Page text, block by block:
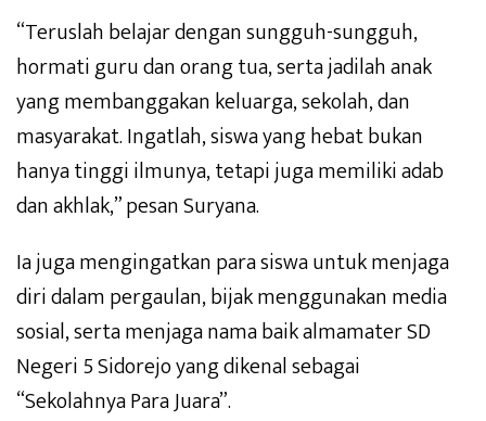
“Teruslah belajar dengan sungguh-sungguh,
hormati guru dan orang tua, serta jadilah anak
yang membanggakan keluarga, sekolah, dan
masyarakat. Ingatlah, siswa yang hebat bukan
hanya tinggi ilmunya, tetapi juga memiliki adab
dan akhlak,” pesan Suryana.
Ia juga mengingatkan para siswa untuk menjaga
diri dalam pergaulan, bijak menggunakan media
sosial, serta menjaga nama baik almamater SD
Negeri 5 Sidorejo yang dikenal sebagai
“Sekolahnya Para Juara”.